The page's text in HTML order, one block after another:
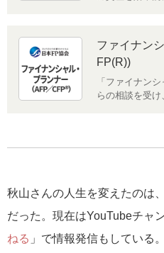
ファイナン
FP(R))
「ファイナン
らの相談を受
秋山さんの人生を変えたのは
だった。現在はYouTubeチャ
ねる 」で情報発信もしている。